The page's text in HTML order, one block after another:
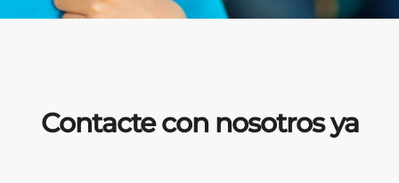
Contacte con nosotros ya